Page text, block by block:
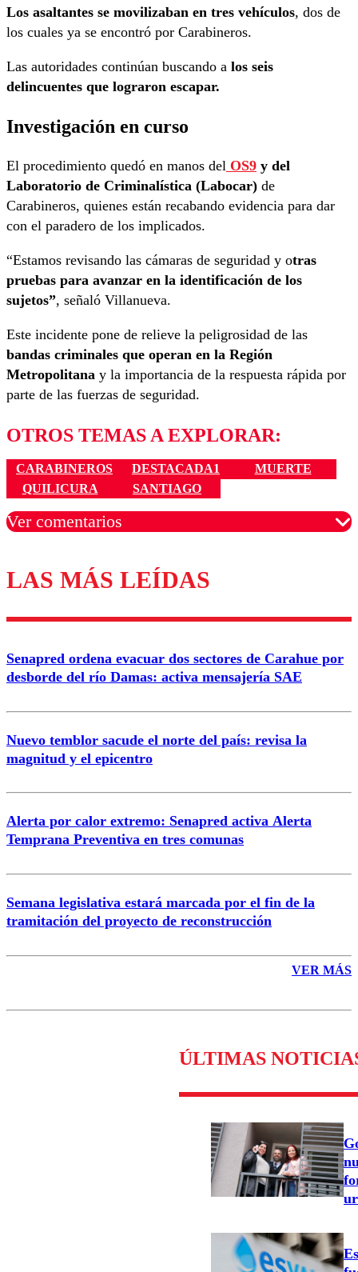
Los asaltantes se movilizaban en tres vehículos, dos de
los cuales ya se encontró por Carabineros.
Las autoridades continúan buscando a los seis
delincuentes que lograron escapar.
Investigación en curso
El procedimiento quedó en manos del OS9 y del
Laboratorio de Criminalística (Labocar) de
Carabineros, quienes están recabando evidencia para dar
con el paradero de los implicados.
“Estamos revisando las cámaras de seguridad y otras
pruebas para avanzar en la identificación de los
sujetos”, señaló Villanueva.
Este incidente pone de relieve la peligrosidad de las
bandas criminales que operan en la Región
Metropolitana y la importancia de la respuesta rápida por
parte de las fuerzas de seguridad.
OTROS TEMAS A EXPLORAR:
CARABINEROS DESTACADA1
MUERTE
QUILICURA
SANTIAGO
Ver comentarios
Los comentarios son moderados para garantizar un
diálogo respetuoso.
Correo
LAS MÁS LEÍDAS
Senapred ordena evacuar dos sectores de Carahue por
desborde del río Damas: activa mensajería SAE
Nuevo temblor sacude el norte del país: revisa la
magnitud y el epicentro
Alerta por calor extremo: Senapred activa Alerta
Temprana Preventiva en tres comunas
Semana legislativa estará marcada por el fin de la
tramitación del proyecto de reconstrucción
VER MÁS
ÚLTIMAS